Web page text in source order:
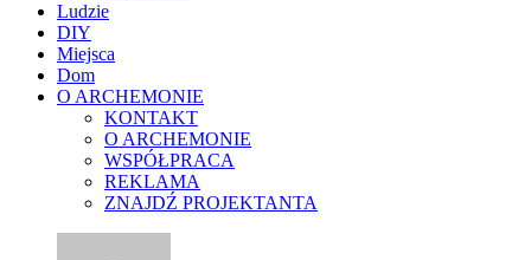
Ludzie
DIY
Miejsca
Dom
O ARCHEMONIE
KONTAKT
O ARCHEMONIE
WSPÓŁPRACA
REKLAMA
ZNAJDŹ PROJEKTANTA